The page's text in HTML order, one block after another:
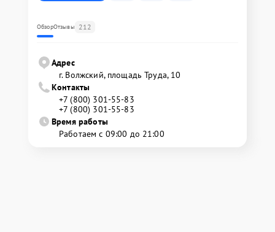
ОбзорОтзывы 212
Адрес
г. Волжский, площадь Труда, 10
Контакты
+7 (800) 301-55-83
+7 (800) 301-55-83
Время работы
Работаем с 09:00 до 21:00